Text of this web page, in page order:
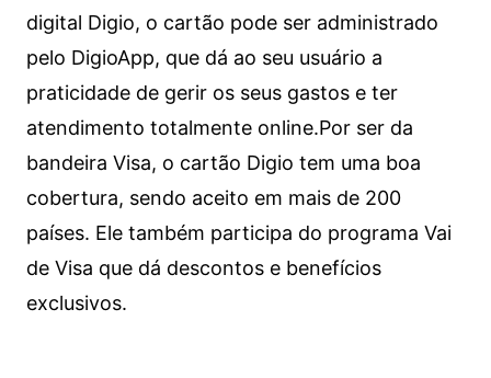
digital Digio, o cartão pode ser administrado
pelo DigioApp, que dá ao seu usuário a
praticidade de gerir os seus gastos e ter
atendimento totalmente online.Por ser da
bandeira Visa, o cartão Digio tem uma boa
cobertura, sendo aceito em mais de 200
países. Ele também participa do programa Vai
de Visa que dá descontos e benefícios
exclusivos.